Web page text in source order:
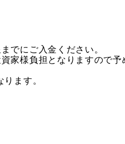
でにご入金ください。
家様負担となりますので予
ます。